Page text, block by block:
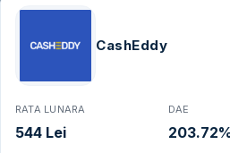
CashEddy
RATA LUNARA
544 Lei
DAE